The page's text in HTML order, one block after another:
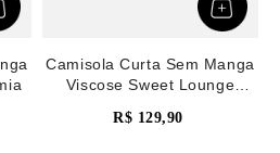
Camisola Curta Sem Manga
Viscose Sweet Lounge
R$ 129,90